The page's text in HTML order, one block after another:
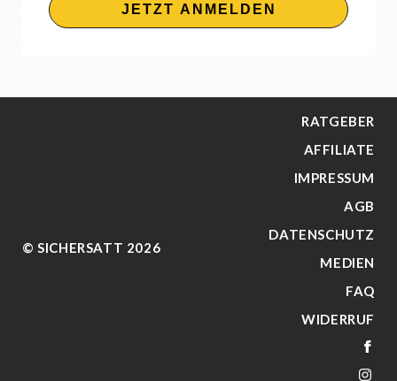
JETZT ANMELDEN
© SICHERSATT 2026
RATGEBER
AFFILIATE
IMPRESSUM
AGB
DATENSCHUTZ
MEDIEN
FAQ
WIDERRUF